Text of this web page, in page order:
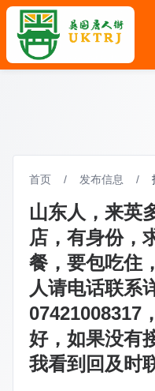
首页 / 发布信息 /
山东人，来英
店，有身份，
餐，要包吃住
人请电话联系
07421008317
好，如果没有
我看到回及时